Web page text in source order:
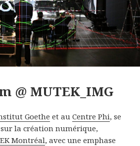
@ MUTEK_IMG
Goethe et auCentre Phi, se
la création numérique,
Montréal, avec une emphase